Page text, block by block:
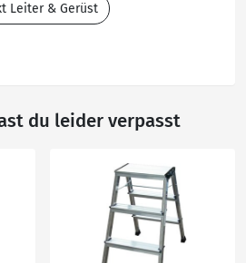
Leiter & Gerüst
du leider verpasst